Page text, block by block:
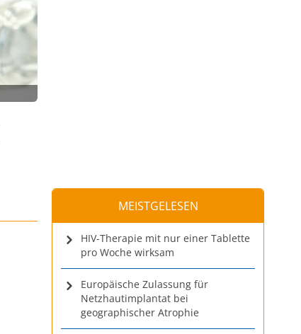
MEISTGELESEN
HIV-Therapie mit nur einer Tablette
pro Woche wirksam
Europäische Zulassung für
Netzhautimplantat bei
geographischer Atrophie